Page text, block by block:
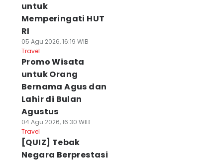
untuk
Memperingati HUT
RI
05 Agu 2026, 16:19 WIB
Travel
Promo Wisata
untuk Orang
Bernama Agus dan
Lahir di Bulan
Agustus
04 Agu 2026, 16:30 WIB
Travel
[QUIZ] Tebak
Negara Berprestasi